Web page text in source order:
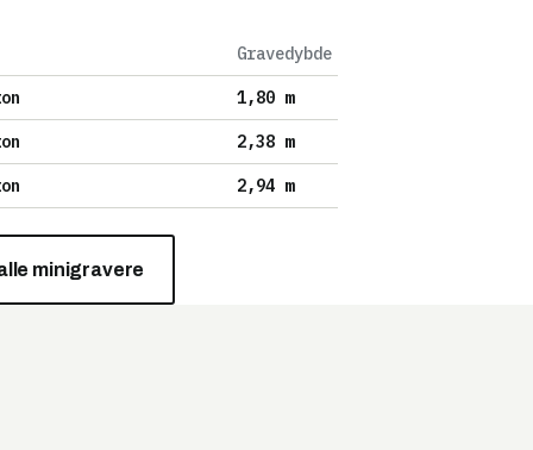
Gravedybde
1,80 m
2,38 m
2,94 m
minigravere